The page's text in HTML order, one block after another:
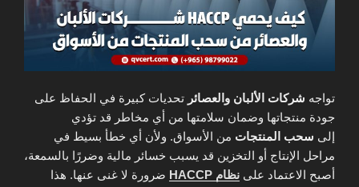
تواجه شركات الألبان والعصائر تحديات كبيرة في الحفاظ على
جودة منتجاتها وضمان سلامتها من أي مخاطر قد تؤدي
إلى سحب المنتجات من الأسواق. ولأن أي خطأ بسيط في
مراحل الإنتاج أو التخزين قد يسبب خسائر مالية وضررًا بالسمعة،
أصبح الاعتماد على نظام HACCP ضرورة لا غنى عنها. هذا